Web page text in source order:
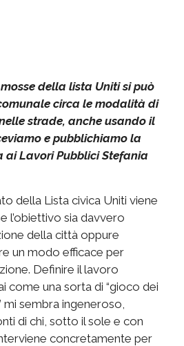
della lista Uniti si può
circa le modalità di
strade, anche usando il
e pubblichiamo la
ai Lavori Pubblici Stefania
della Lista civica Uniti viene
l’obiettivo sia davvero
della città oppure
un modo efficace per
Definire il lavoro
come una sorta di “gioco dei
mi sembra ingeneroso,
di chi, sotto il sole e con
concretamente per